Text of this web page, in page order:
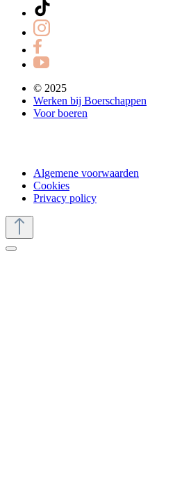
© 2025
Werken bij Boerschappen
Voor boeren
Algemene voorwaarden
Cookies
Privacy policy